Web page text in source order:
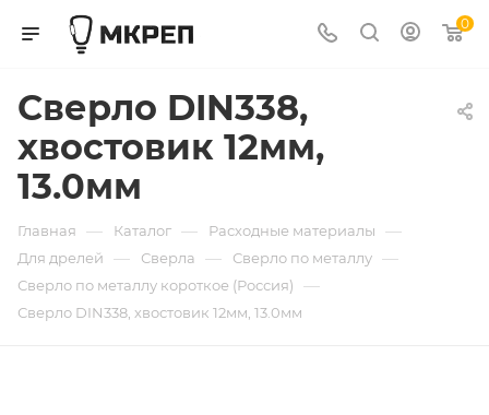
0
Сверло DIN338,
хвостовик 12мм,
13.0мм
Главная — Каталог — Расходные материалы —
Для дрелей — Сверла — Сверло по металлу —
Сверло по металлу короткое (Россия) —
Сверло DIN338, хвостовик 12мм, 13.0мм